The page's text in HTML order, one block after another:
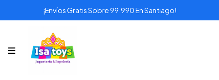
¡Envíos Gratis Sobre 99.990 En Santiago!